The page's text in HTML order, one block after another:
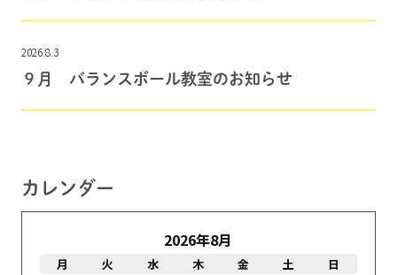
2026.8.3
９月 バランスボール教室のお知らせ
カレンダー
2026年8月
月 火 水 木 金 土
日